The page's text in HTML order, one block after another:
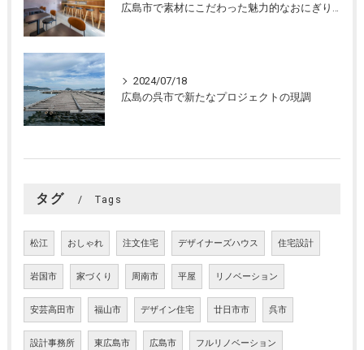
広島市で素材にこだわった魅力的なおにぎり屋さんの設計。店舗設計、店舗デザインはasazu design office
2024/07/18
広島の呉市で新たなプロジェクトの現調
タグ Tags
松江 おしゃれ 注文住宅 デザイナーズハウス 住宅設計
岩国市 家づくり 周南市 平屋 リノベーション
安芸高田市 福山市 デザイン住宅 廿日市市 呉市
設計事務所 東広島市 広島市 フルリノベーション